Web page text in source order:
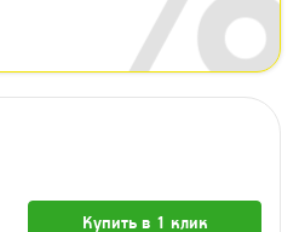
Купить в 1 клик